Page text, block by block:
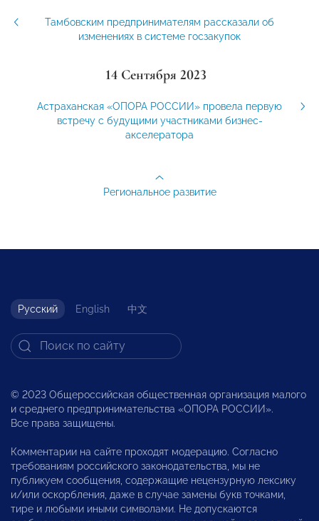
Тамбовским предпринимателям рассказали об
изменениях в системе госзакупок
14 Сентября 2023
Астраханская «ОПОРА РОССИИ» провела первую
встречу с будущими участниками бизнес-
акселератора
Региональное развитие
Русский English 中文
© 2023 Общероссийская общественная организация малого
и среднего предпринимательства «ОПОРА РОССИИ».
Все права защищены.
Комментарии на сайте проходят модерацию. Согласно
требованиям российского законодательства, мы не
публикуем сообщения, содержащие нецензурную лексику
и/или оскорбления, даже в случае замены букв точками,
тире и любыми иными символами. Не допускаются